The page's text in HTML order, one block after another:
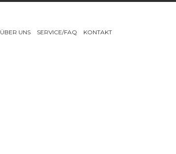
ÜBER UNS SERVICE/FAQ KONTAKT